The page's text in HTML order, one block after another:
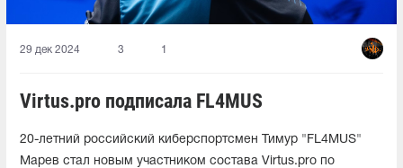
29 дек 2024 3 1
Virtus.pro подписала FL4MUS
20-летний российский киберспортсмен Тимур "FL4MUS"
Марев стал новым участником состава Virtus.pro по